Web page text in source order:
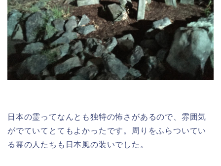
日本の霊ってなんとも独特の怖さがあるので、雰囲気
がでていてとてもよかったです。周りをふらついてい
る霊の人たちも日本風の装いでした。